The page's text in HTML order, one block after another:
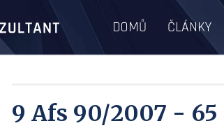
DOMŮ ČLÁNKY
9 Afs 90/2007 - 65